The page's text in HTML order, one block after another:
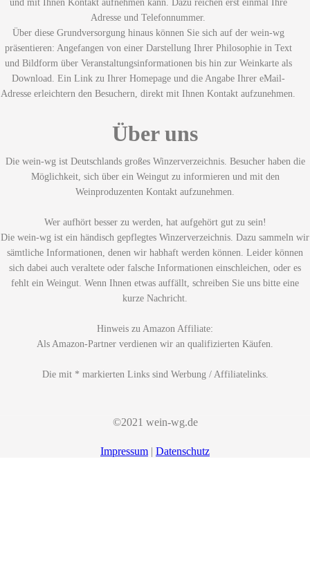
und mit Ihnen Kontakt aufnehmen kann. Dazu reichen erst einmal Ihre
Adresse und Telefonnummer.
Über diese Grundversorgung hinaus können Sie sich auf der wein-wg
präsentieren: Angefangen von einer Darstellung Ihrer Philosophie in Text
und Bildform über Veranstaltungsinformationen bis hin zur Weinkarte als
Download. Ein Link zu Ihrer Homepage und die Angabe Ihrer eMail-
Adresse erleichtern den Besuchern, direkt mit Ihnen Kontakt aufzunehmen.
Über uns
Die wein-wg ist Deutschlands großes Winzerverzeichnis. Besucher haben die
Möglichkeit, sich über ein Weingut zu informieren und mit den
Weinproduzenten Kontakt aufzunehmen.
Wer aufhört besser zu werden, hat aufgehört gut zu sein!
Die wein-wg ist ein händisch gepflegtes Winzerverzeichnis. Dazu sammeln wir
sämtliche Informationen, denen wir habhaft werden können. Leider können
sich dabei auch veraltete oder falsche Informationen einschleichen, oder es
fehlt ein Weingut. Wenn Ihnen etwas auffällt, schreiben Sie uns bitte eine
kurze Nachricht.
Hinweis zu Amazon Affiliate:
Als Amazon-Partner verdienen wir an qualifizierten Käufen.
Die mit * markierten Links sind Werbung / Affiliatelinks.
©2021 wein-wg.de
Impressum | Datenschutz